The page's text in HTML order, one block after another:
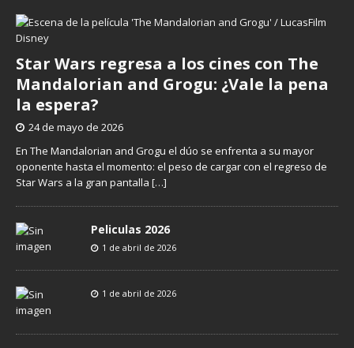
Star Wars regresa a los cines con The
Mandalorian and Grogu: ¿Vale la pena
la espera?
24 de mayo de 2026
En The Mandalorian and Grogu el dúo se enfrenta a su mayor
oponente hasta el momento: el peso de cargar con el regreso de
Star Wars a la gran pantalla […]
Peliculas 2026
1 de abril de 2026
1 de abril de 2026